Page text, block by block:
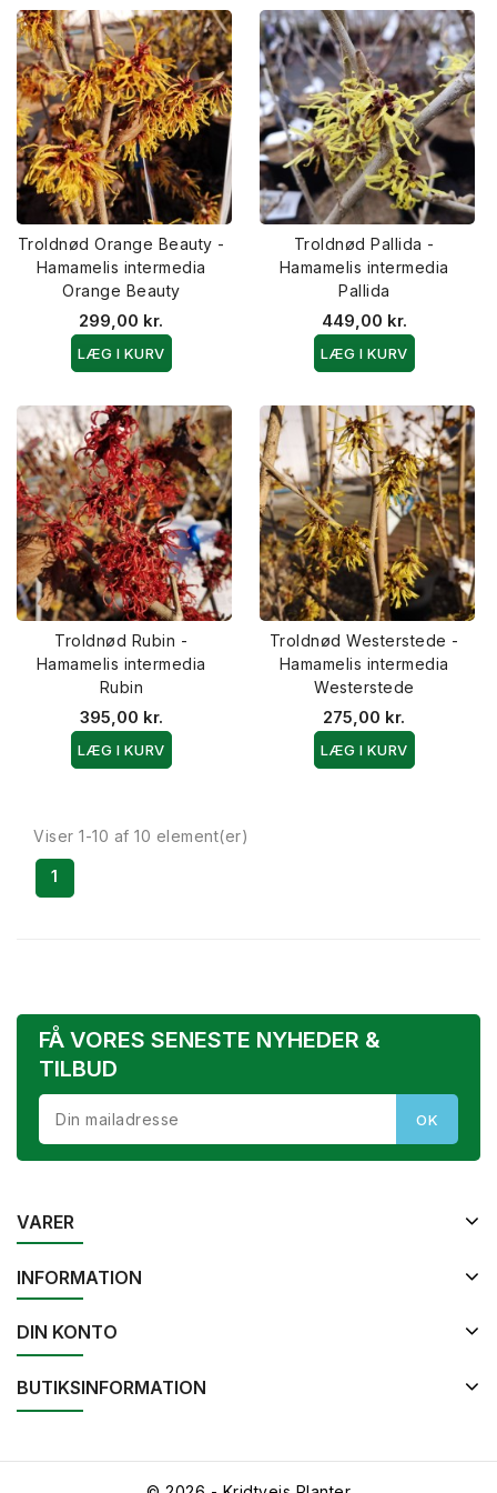
Troldnød Orange Beauty -
Hamamelis intermedia
Orange Beauty
299,00 kr.
LÆG I KURV
Troldnød Pallida -
Hamamelis intermedia
Pallida
449,00 kr.
LÆG I KURV
Troldnød Rubin -
Hamamelis intermedia
Rubin
395,00 kr.
LÆG I KURV
Troldnød Westerstede -
Hamamelis intermedia
Westerstede
275,00 kr.
LÆG I KURV
Viser 1-10 af 10 element(er)
1
FÅ VORES SENESTE NYHEDER &
TILBUD
VARER
INFORMATION
DIN KONTO
BUTIKSINFORMATION